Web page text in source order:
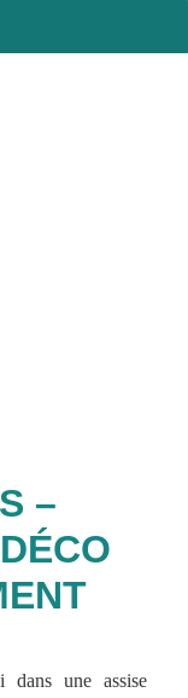
–
une assise